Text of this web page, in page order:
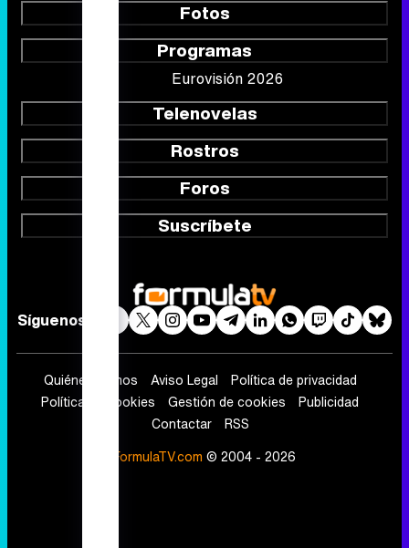
Fotos
Programas
Eurovisión 2026
Telenovelas
Rostros
Foros
Suscríbete
Síguenos
Quiénes somos Aviso Legal
Política de privacidad
Política de cookies
Gestión de cookies
Publicidad
Contactar
RSS
FormulaTV.com © 2004 - 2026